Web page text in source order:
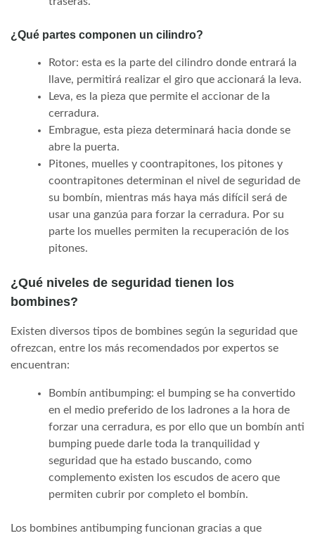
¿Qué partes componen un cilindro?
Rotor: esta es la parte del cilindro donde entrará la
llave, permitirá realizar el giro que accionará la leva.
Leva, es la pieza que permite el accionar de la
cerradura.
Embrague, esta pieza determinará hacia donde se
abre la puerta.
Pitones, muelles y coontrapitones, los pitones y
coontrapitones determinan el nivel de seguridad de
su bombín, mientras más haya más difícil será de
usar una ganzúa para forzar la cerradura. Por su
parte los muelles permiten la recuperación de los
pitones.
¿Qué niveles de seguridad tienen los
bombines?
Existen diversos tipos de bombines según la seguridad que
ofrezcan, entre los más recomendados por expertos se
encuentran:
Bombín antibumping: el bumping se ha convertido
en el medio preferido de los ladrones a la hora de
forzar una cerradura, es por ello que un bombín anti
bumping puede darle toda la tranquilidad y
seguridad que ha estado buscando, como
complemento existen los escudos de acero que
permiten cubrir por completo el bombín.
Los bombines antibumping funcionan gracias a que